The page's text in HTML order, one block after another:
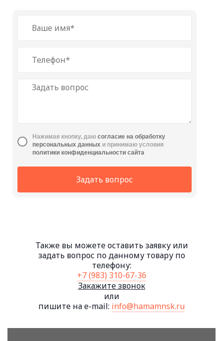
Нажимая кнопку, даю cогласие на обработку
персональных данных и принимаю условия
политики конфиденциальности сайта
Задать вопрос
Также вы можете оставить заявку или
задать вопрос по данному товару по
телефону:
+7 (983) 310-67-36
Закажите звонок
или
пишите на e-mail: info@hamamnsk.ru